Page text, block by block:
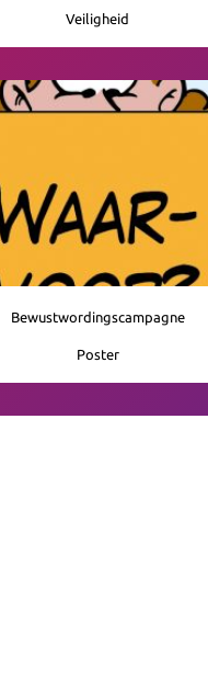
Veiligheid
Bewustwordingscampagne
Poster